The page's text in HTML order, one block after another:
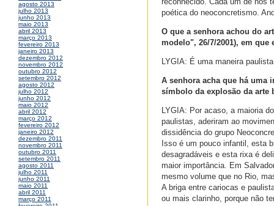
agosto 2013
julho 2013
junho 2013
maio 2013
abril 2013
março 2013
fevereiro 2013
janeiro 2013
dezembro 2012
novembro 2012
outubro 2012
setembro 2012
agosto 2012
julho 2012
junho 2012
maio 2012
abril 2012
março 2012
fevereiro 2012
janeiro 2012
dezembro 2011
novembro 2011
outubro 2011
setembro 2011
agosto 2011
julho 2011
junho 2011
maio 2011
abril 2011
março 2011
poética do neoconcretismo.
O que a senhora achou do
modelo", 26/7/2001), em
LYGIA: É uma maneira
A senhora acha que há uma
símbolo da explosão da arte
LYGIA: Por acaso, a maioria
paulistas, aderiram ao
dissidência do grupo
Isso é um pouco infantil, esta
desagradáveis e esta rixa é
maior importância. Em
mesmo volume que no Rio,
A briga entre cariocas e
ou mais clarinho, porque não